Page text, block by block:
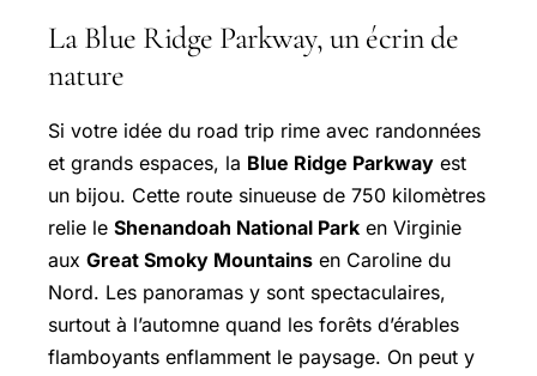
La Blue Ridge Parkway, un écrin de
nature
Si votre idée du road trip rime avec randonnées
et grands espaces, la Blue Ridge Parkway est
un bijou. Cette route sinueuse de 750 kilomètres
relie le Shenandoah National Park en Virginie
aux Great Smoky Mountains en Caroline du
Nord. Les panoramas y sont spectaculaires,
surtout à l’automne quand les forêts d’érables
flamboyants enflamment le paysage. On peut y